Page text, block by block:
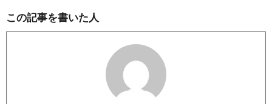
この記事を書いた人